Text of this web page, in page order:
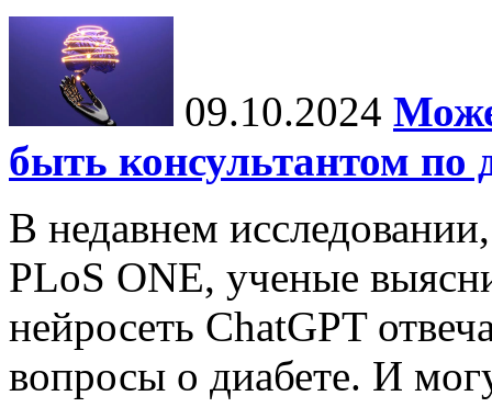
09.10.2024
быть консультантом по
В недавнем
PLoS ONE, ученые
нейросеть ChatGPT
вопросы о диабете. И